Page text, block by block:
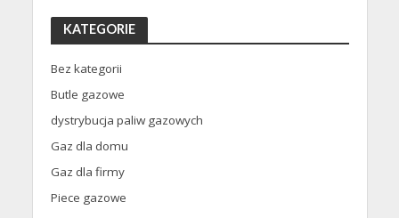
KATEGORIE
Bez kategorii
Butle gazowe
dystrybucja paliw gazowych
Gaz dla domu
Gaz dla firmy
Piece gazowe